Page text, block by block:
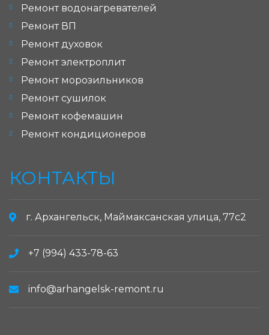
Ремонт водонагревателей
Ремонт ВП
Ремонт духовок
Ремонт электроплит
Ремонт морозильников
Ремонт сушилок
Ремонт кофемашин
Ремонт кондиционеров
КОНТАКТЫ
г. Архангельск, Маймаксанская улица, 77с2
+7 (994) 433-78-63
info@arhangelsk-remont.ru